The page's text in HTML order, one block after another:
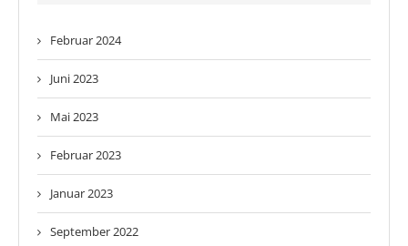
Februar 2024
Juni 2023
Mai 2023
Februar 2023
Januar 2023
September 2022